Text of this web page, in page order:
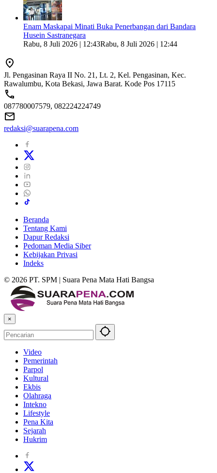
Enam Maskapai Minati Buka Penerbangan dari Bandara
Husein Sastranegara
Rabu, 8 Juli 2026 | 12:43Rabu, 8 Juli 2026 | 12:44
Jl. Pengasinan Raya II No. 21, Lt. 2, Kel. Pengasinan, Kec.
Rawalumbu, Kota Bekasi, Jawa Barat. Kode Pos 17115
087780007579, 082224224749
redaksi@suarapena.com
Beranda
Tentang Kami
Dapur Redaksi
Pedoman Media Siber
Kebijakan Privasi
Indeks
© 2026 PT. SPM | Suara Pena Mata Hati Bangsa
×
Video
Pemerintah
Parpol
Kultural
Ekbis
Olahraga
Intekno
Lifestyle
Pena Kita
Sejarah
Hukrim